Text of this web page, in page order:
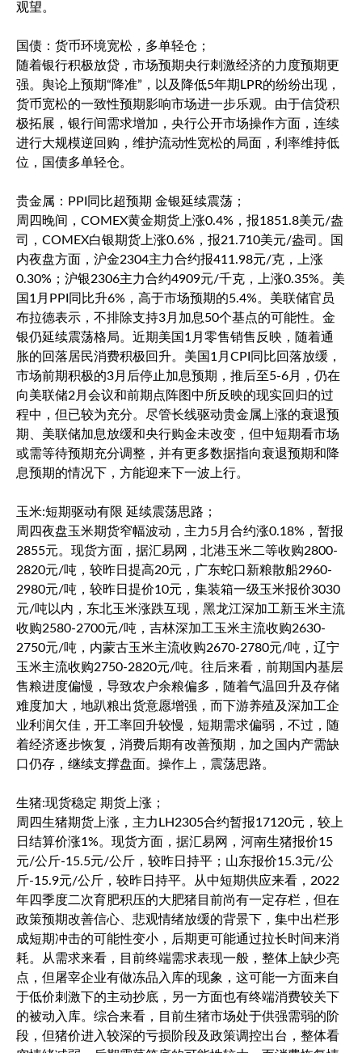
观望。
国债：货币环境宽松，多单轻仓；
随着银行积极放贷，市场预期央行刺激经济的力度预期更
强。舆论上预期“降准”，以及降低5年期LPR的纷纷出现，
货币宽松的一致性预期影响市场进一步乐观。由于信贷积
极拓展，银行间需求增加，央行公开市场操作方面，连续
进行大规模逆回购，维护流动性宽松的局面，利率维持低
位，国债多单轻仓。
贵金属：PPI同比超预期 金银延续震荡；
周四晚间， COMEX黄金期货 上涨0.4%，报1851.8美元/盎
司， COMEX白银期货 上涨0.6%，报21.710美元/盎司。国
内夜盘方面，沪金2304主力合约报411.98元/克，上涨
0.30%；沪银2306主力合约4909元/千克，上涨0.35%。美
国1月PPI同比升6%，高于市场预期的5.4%。美联储官员
布拉德表示，不排除支持3月加息50个基点的可能性。金
银仍延续震荡格局。近期美国1月零售销售反映，随着通
胀的回落居民消费积极回升。美国1月CPI同比回落放缓，
市场前期积极的3月后停止加息预期，推后至5-6月，仍在
向美联储2月会议和前期点阵图中所反映的现实回归的过
程中，但已较为充分。尽管长线驱动贵金属上涨的衰退预
期、美联储加息放缓和央行购金未改变，但中短期看市场
或需等待预期充分调整，并有更多数据指向衰退预期和降
息预期的情况下，方能迎来下一波上行。
玉米:短期驱动有限 延续震荡思路；
周四夜盘玉米期货窄幅波动，主力5月合约涨0.18%，暂报
2855元。现货方面，据汇易网，北港玉米二等收购2800-
2820元/吨，较昨日提高20元，广东蛇口新粮散船2960-
2980元/吨，较昨日提价10元，集装箱一级玉米报价3030
元/吨以内，东北玉米涨跌互现，黑龙江深加工新玉米主流
收购2580-2700元/吨，吉林深加工玉米主流收购2630-
2750元/吨，内蒙古玉米主流收购2670-2780元/吨，辽宁
玉米主流收购2750-2820元/吨。往后来看，前期国内基层
售粮进度偏慢，导致农户余粮偏多，随着气温回升及存储
难度加大，地趴粮出货意愿增强，而下游养殖及深加工企
业利润欠佳，开工率回升较慢，短期需求偏弱，不过，随
着经济逐步恢复，消费后期有改善预期，加之国内产需缺
口仍存，继续支撑盘面。操作上，震荡思路。
生猪:现货稳定 期货上涨；
周四生猪期货上涨，主力LH2305合约暂报17120元，较上
日结算价涨1%。现货方面，据汇易网，河南生猪报价15
元/公斤-15.5元/公斤，较昨日持平；山东报价15.3元/公
斤-15.9元/公斤，较昨日持平。从中短期供应来看，2022
年四季度二次育肥积压的大肥猪目前尚有一定存栏，但在
政策预期改善信心、悲观情绪放缓的背景下，集中出栏形
成短期冲击的可能性变小，后期更可能通过拉长时间来消
耗。从需求来看，目前终端需求表现一般，整体上缺少亮
点，但屠宰企业有做冻品入库的现象，这可能一方面来自
于低价刺激下的主动抄底，另一方面也有终端消费较关下
的被动入库。综合来看，目前生猪市场处于供强需弱的阶
段，但猪价进入较深的亏损阶段及政策调控出台，整体看